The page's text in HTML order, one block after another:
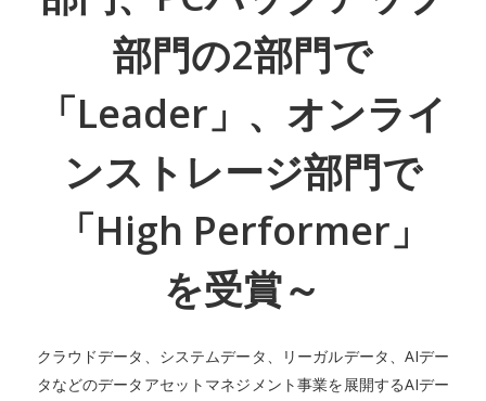
部門の2部門で
「Leader」、オンライ
ンストレージ部門で
「High Performer」
を受賞～
クラウドデータ、システムデータ、リーガルデータ、AIデー
タなどのデータアセットマネジメント事業を展開するAIデー